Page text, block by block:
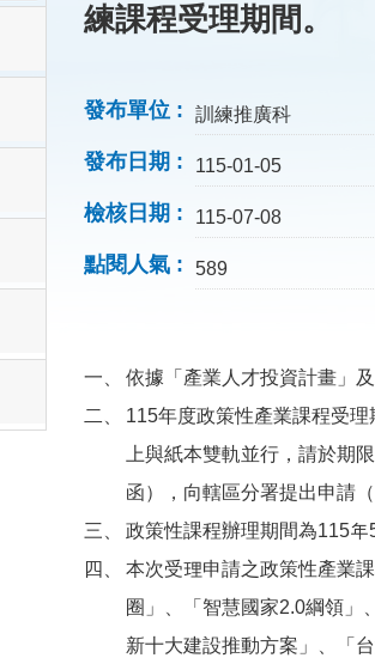
練課程受理期間。
發布單位 訓練推廣科
發布日期 115-01-05
檢核日期 115-07-08
點閱人氣 589
依據「產業人才投資計畫」
115年度政策性產業課程受
上與紙本雙軌並行，請於期
函），向轄區分署提出申請
政策性課程辦理期間為115年
本次受理申請之政策性產業
圈」、「智慧國家2.0綱領」
新十大建設推動方案」、「